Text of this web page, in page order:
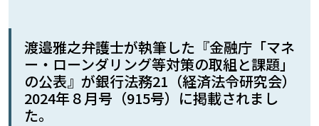
渡邉雅之弁護士が執筆した『金融庁「マネ
ー・ローンダリング等対策の取組と課題」
の公表』が銀行法務21（経済法令研究会）
2024年８月号（915号）に掲載されまし
た。